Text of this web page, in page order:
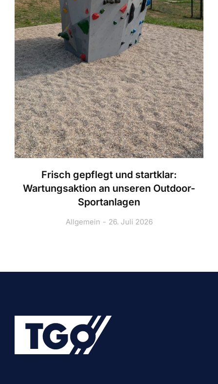
Frisch gepflegt und startklar:
Wartungsaktion an unseren Outdoor-
Sportanlagen
Allgemein 26. Juli 2026